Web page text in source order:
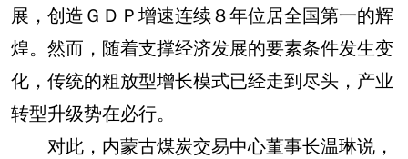
展，创造ＧＤＰ增速连续８年位居全国第一的辉
煌。然而，随着支撑经济发展的要素条件发生变
化，传统的粗放型增长模式已经走到尽头，产业
转型升级势在必行。
对此，内蒙古煤炭交易中心董事长温琳说，